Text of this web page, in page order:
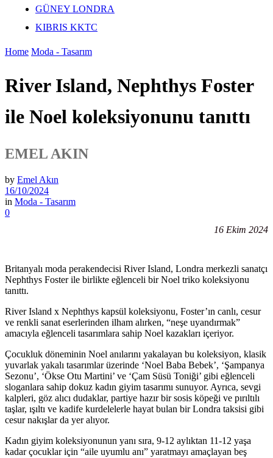
GÜNEY LONDRA
KIBRIS KKTC
Home Moda - Tasarım
River Island, Nephthys Foster
ile Noel koleksiyonunu tanıttı
EMEL AKIN
by Emel Akın
16/10/2024
in Moda - Tasarım
0
16 Ekim 2024
Britanyalı moda perakendecisi River Island, Londra merkezli sanatçı
Nephthys Foster ile birlikte eğlenceli bir Noel triko koleksiyonu
tanıttı.
River Island x Nephthys kapsül koleksiyonu, Foster’ın canlı, cesur
ve renkli sanat eserlerinden ilham alırken, “neşe uyandırmak”
amacıyla eğlenceli tasarımlara sahip Noel kazakları içeriyor.
Çocukluk döneminin Noel anılarını yakalayan bu koleksiyon, klasik
yuvarlak yakalı tasarımlar üzerinde ‘Noel Baba Bebek’, ‘Şampanya
Sezonu’, ‘Ökse Otu Martini’ ve ‘Çam Süsü Toniği’ gibi eğlenceli
sloganlara sahip dokuz kadın giyim tasarımı sunuyor. Ayrıca, sevgi
kalpleri, göz alıcı dudaklar, partiye hazır bir sosis köpeği ve pırıltılı
taşlar, ışıltı ve kadife kurdelelerle hayat bulan bir Londra taksisi gibi
cesur nakışlar da yer alıyor.
Kadın giyim koleksiyonunun yanı sıra, 9-12 aylıktan 11-12 yaşa
kadar çocuklar için “aile uyumlu anı” yaratmayı amaçlayan beş